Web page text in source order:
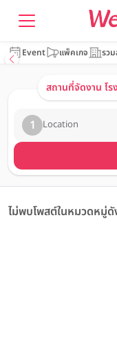
Event แพ็คเกจ รว
สถานที่จัดงาน โร
1 Location
ไม่พบโพสต์ในหมวดหมู่ดั